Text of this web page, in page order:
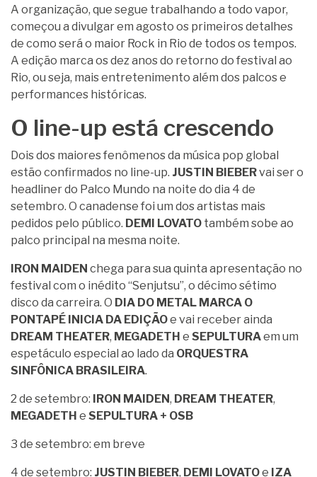
A organização, que segue trabalhando a todo vapor,
começou a divulgar em agosto os primeiros detalhes
de como será o maior Rock in Rio de todos os tempos.
A edição marca os dez anos do retorno do festival ao
Rio, ou seja, mais entretenimento além dos palcos e
performances históricas.
O line-up está crescendo
Dois dos maiores fenômenos da música pop global
estão confirmados no line-up. JUSTIN BIEBERvai ser o
headliner do Palco Mundo na noite do dia 4 de
setembro. O canadense foi um dos artistas mais
pedidos pelo público. DEMI LOVATO também sobe ao
palco principal na mesma noite.
IRON MAIDEN chega para sua quinta apresentação no
festival com o inédito “Senjutsu”, o décimo sétimo
disco da carreira. O DIA DO METAL MARCA O
PONTAPÉ INICIA DA EDIÇÃOe vai receber ainda
DREAM THEATER, MEGADETH e SEPULTURAem um
espetáculo especial ao lado da ORQUESTRA
SINFÔNICA BRASILEIRA.
2 de setembro: IRON MAIDEN, DREAM THEATER,
MEGADETH e SEPULTURA + OSB
3 de setembro: em breve
4 de setembro: JUSTIN BIEBER, DEMI LOVATOe IZA